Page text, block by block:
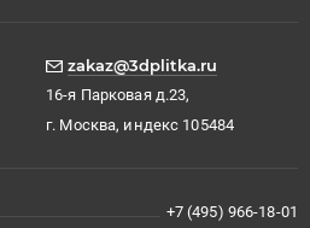
zakaz@3dplitka.ru
16-я Парковая д.23,
г. Москва, индекс 105484
+7 (495) 966-18-01